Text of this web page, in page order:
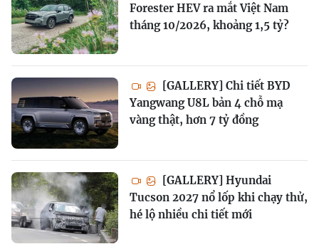
Forester HEV ra mắt Việt Nam
tháng 10/2026, khoảng 1,5 tỷ?
[GALLERY] Chi tiết BYD
Yangwang U8L bản 4 chỗ mạ
vàng thật, hơn 7 tỷ đồng
[GALLERY] Hyundai
Tucson 2027 nổ lốp khi chạy thử,
hé lộ nhiều chi tiết mới